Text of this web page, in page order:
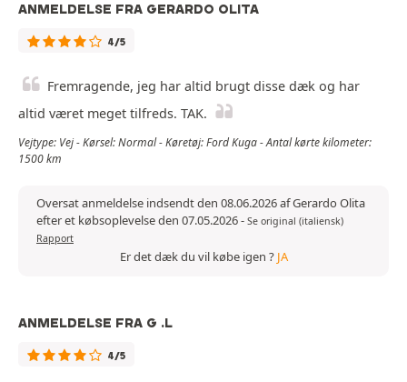
ANMELDELSE FRA GERARDO OLITA
4/5
Fremragende, jeg har altid brugt disse dæk og har
altid været meget tilfreds. TAK.
Vejtype: Vej - Kørsel: Normal - Køretøj: Ford Kuga - Antal kørte kilometer:
1500 km
Oversat anmeldelse indsendt den 08.06.2026 af Gerardo Olita
efter et købsoplevelse den 07.05.2026- Se original (italiensk)
Rapport
Er det dæk du vil købe igen ? JA
ANMELDELSE FRA G .L
4/5